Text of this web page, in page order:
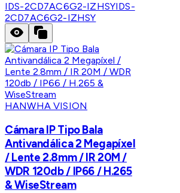
IDS-2CD7AC6G2-IZHSYIDS-
2CD7AC6G2-IZHSY
HANWHA VISION
Cámara IP Tipo Bala
Antivandálica 2 Megapíxel
/ Lente 2.8mm / IR 20M /
WDR 120db / IP66 / H.265
& WiseStream